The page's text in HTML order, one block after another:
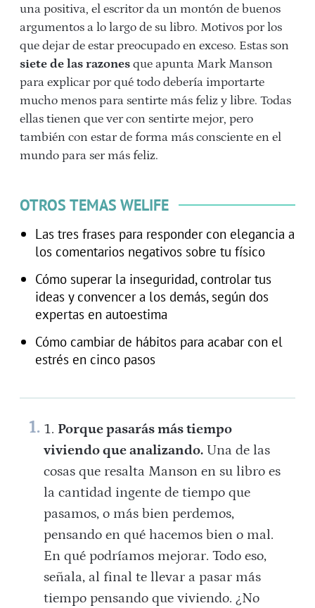
una positiva, el escritor da un montón de buenos
argumentos a lo largo de su libro. Motivos por los
que dejar de estar preocupado en exceso. Estas son
siete de las razones que apunta Mark Manson
para explicar por qué todo debería importarte
mucho menos para sentirte más feliz y libre. Todas
ellas tienen que ver con sentirte mejor, pero
también con estar de forma más consciente en el
mundo para ser más feliz.
OTROS TEMAS WELIFE
Las tres frases para responder con elegancia a
los comentarios negativos sobre tu físico
Cómo superar la inseguridad, controlar tus
ideas y convencer a los demás, según dos
expertas en autoestima
Cómo cambiar de hábitos para acabar con el
estrés en cinco pasos
Porque pasarás más tiempo
viviendo que analizando.Una de las
cosas que resalta Manson en su libro es
la cantidad ingente de tiempo que
pasamos, o más bien perdemos,
pensando en qué hacemos bien o mal.
En qué podríamos mejorar. Todo eso,
señala, al final te llevar a pasar más
tiempo pensando que viviendo. ¿No